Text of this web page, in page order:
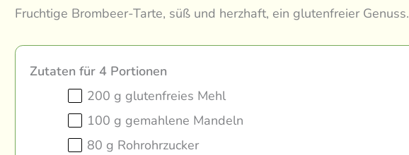
Fruchtige Brombeer-Tarte, süß und herzhaft, ein glutenfreier Genuss.
Zutaten für 4 Portionen
200 g glutenfreies Mehl
100 g gemahlene Mandeln
80 g Rohrohrzucker